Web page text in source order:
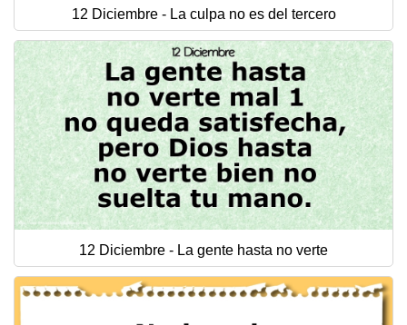
12 Diciembre - La culpa no es del tercero
12 Diciembre - La gente hasta no verte